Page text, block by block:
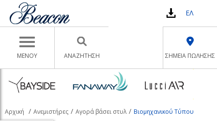
Toggle navigation
ΜΕΝΟΥ
ΕΛ
ΣΗΜΕΙΑ ΠΩΛΗΣΗΣ
ΑΝΑΖΉΤΗΣΗ
Αρχική Ανεμιστήρες Αγορά βάσει στυλ Βιομηχανικού Τύπου